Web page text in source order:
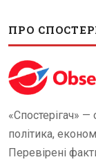
ПРО
«Спостерігач» —
політика,
Перевірені